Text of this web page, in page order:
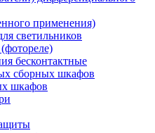
применения)
светильников
бесконтактные
сборных шкафов
шкафов